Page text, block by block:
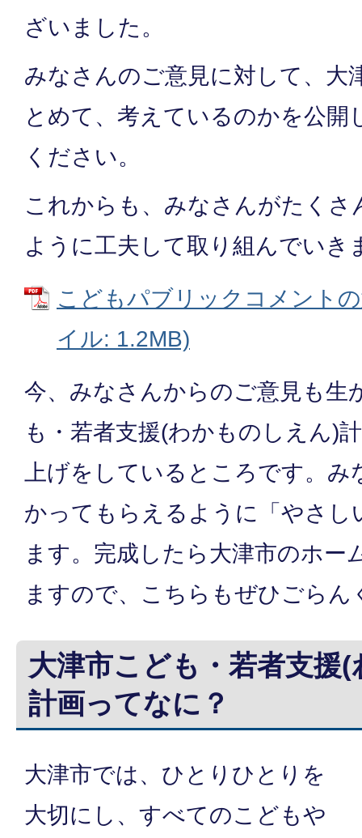
ざいました。
みなさんのご意見に対して、大
とめて、考えているのかを公開
ください。
これからも、みなさんがたくさ
ように工夫して取り組んでいき
こどもパブリックコメント
イル: 1.2MB)
今、みなさんからのご意見も生
も・若者支援(わかものしえん)
上げをしているところです。
かってもらえるように「やさし
ます。完成したら大津市のホー
ますので、こちらもぜひごらん
大津市こども・若者支援
計画ってなに？
大津市では、ひとりひとりを
大切にし、すべてのこどもや